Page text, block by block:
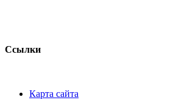
Ссылки
Карта сайта